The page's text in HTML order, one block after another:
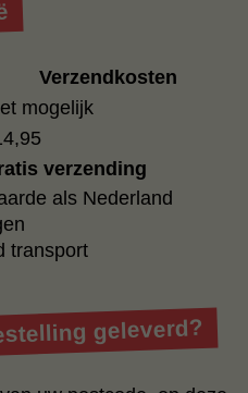
Verzendkosten
mogelijk
verzending
als Nederland
transport
geleverd?